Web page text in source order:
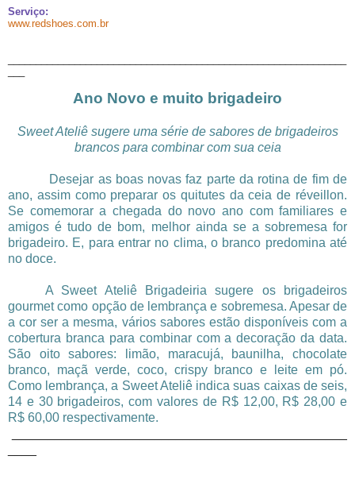
Serviço:
www.redshoes.com.br
Ano Novo e muito brigadeiro
Sweet Ateliê sugere uma série de sabores de brigadeiros
brancos para combinar com sua ceia
Desejar as boas novas faz parte da rotina de fim de
ano, assim como preparar os quitutes da ceia de réveillon.
Se comemorar a chegada do novo ano com familiares e
amigos é tudo de bom, melhor ainda se a sobremesa for
brigadeiro. E, para entrar no clima, o branco predomina até
no doce.
A Sweet Ateliê Brigadeiria sugere os brigadeiros
gourmet como opção de lembrança e sobremesa. Apesar de
a cor ser a mesma, vários sabores estão disponíveis com a
cobertura branca para combinar com a decoração da data.
São oito sabores: limão, maracujá, baunilha, chocolate
branco, maçã verde, coco, crispy branco e leite em pó.
Como lembrança, a Sweet Ateliê indica suas caixas de seis,
14 e 30 brigadeiros, com valores de R$ 12,00, R$ 28,00 e
R$ 60,00 respectivamente.